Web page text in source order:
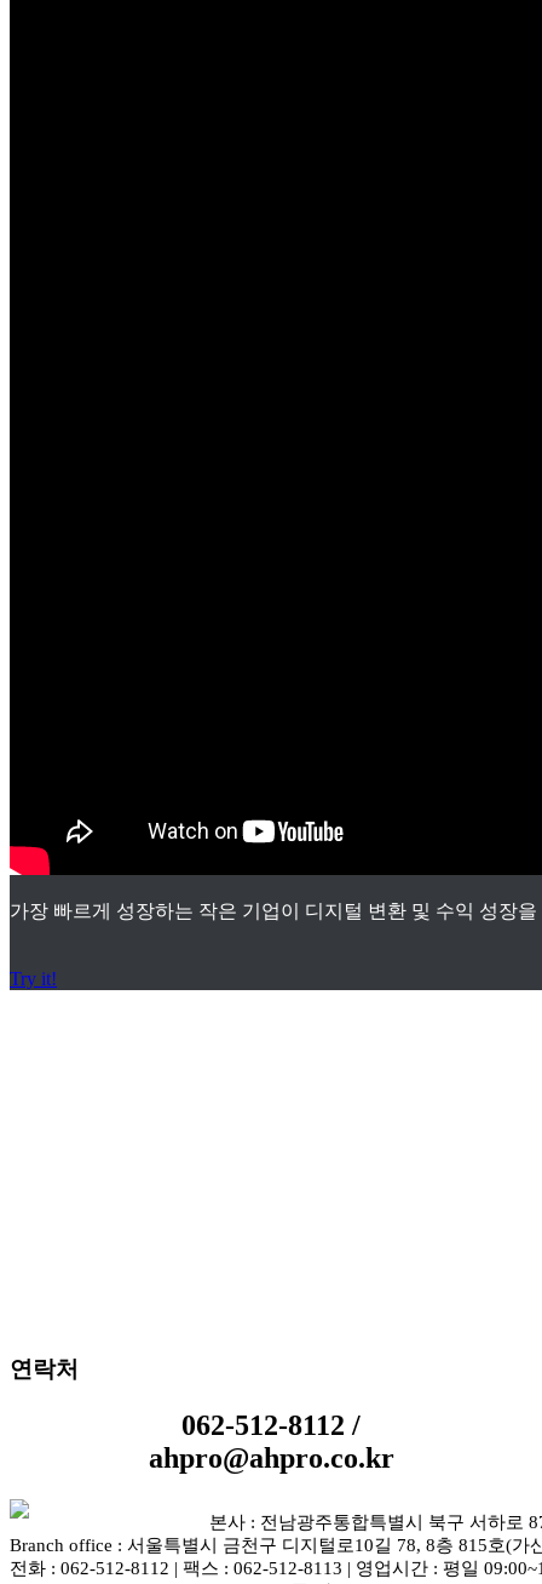
가장 빠르게 성장하는 작은 기업이 디지털 변환 및 수익 성장
Try it!
연락처
062-512-8112 /
ahpro@ahpro.co.kr
본사 : 전남광주통합특별시 북구 서하로
Branch office : 서울특별시 금천구 디지털로10길 78, 8층 815호(가
전화 : 062-512-8112 | 팩스 : 062-512-8113 | 영업시간 : 평일